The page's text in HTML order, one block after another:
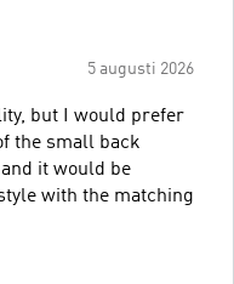
5 augusti 2026
but I would prefer
the small back
it would be
with the matching